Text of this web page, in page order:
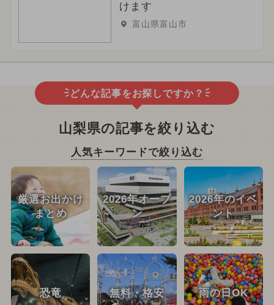
けます
富山県富山市
どんな記事をお探しですか？
山梨県の記事を絞り込む
人気キーワードで絞り込む
厳選お出かけ
まとめ
2026年オープ
ン
2026年のイベ
ント
恐竜 無料・格安 雨の日OK